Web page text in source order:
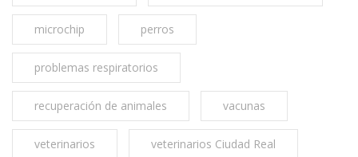
microchip perros
problemas respiratorios
recuperación de animales vacunas
veterinarios veterinarios Ciudad Real